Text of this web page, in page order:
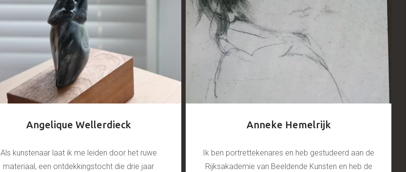
Angelique Wellerdieck
Als kunstenaar laat ik me leiden door het ruwe
materiaal, een ontdekkingstocht die drie jaar
Anneke Hemelrijk
Ik ben portrettekenares en heb gestudeerd aan de
Rijksakademie van Beeldende Kunsten en heb de